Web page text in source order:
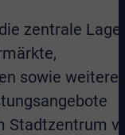
zentrale Lage
sowie weitere
Stadtzentrum